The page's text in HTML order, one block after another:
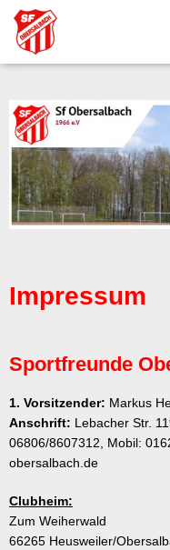
Impressum
Sportfreunde
1. Vorsitzender: Markus
Anschrift: Lebacher Str.
06806/8607312, Mobil:
obersalbach.de
Clubheim:
Zum Weiherwald
66265 Heusweiler/